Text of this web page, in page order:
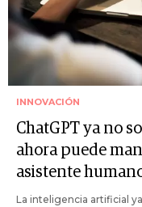
INNOVACIÓN
ChatGPT ya no
ahora puede
asistente
La inteligencia artificial